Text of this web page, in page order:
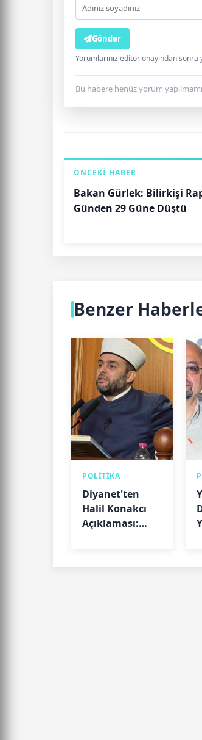
Gönder
Yorumlarınız editör onayından sonra
Bu habere henüz yorum
ÖNCEKI HABER
Bakan Gürlek: Bilirkişi
Günden 29 Güne Düştü
Benzer
POLİTİKA
Diyanet'ten
Halil Konakcı
Açıklaması: